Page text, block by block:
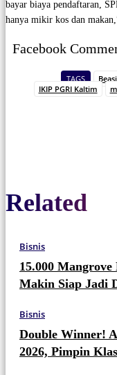
Related
Bisnis
15.000
Makin Siap Jadi
Bisnis
Double Winner!
2026, Pimpin
bayar biaya pendaftaran,
hanya mikir kos dan
Facebook
TAGS
IKIP PGRI Kaltim